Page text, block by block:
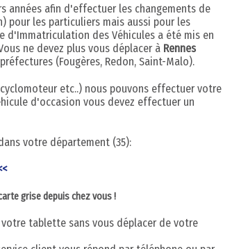
années afin d'effectuer les changements de
pour les particuliers mais aussi pour les
d'Immatriculation des Véhicules a été mis en
ne devez plus vous déplacer à Rennes
(Fougères, Redon, Saint-Malo).
etc..) nous pouvons effectuer votre
d'occasion vous devez effectuer un
votre département (35):
grise depuis chez vous !
tablette sans vous déplacer de votre